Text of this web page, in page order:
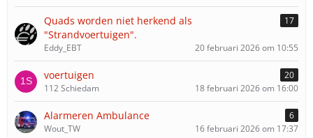
Quads worden niet herkend als
"Strandvoertuigen".
17
Eddy_EBT 20 februari 2026 om 10:55
voertuigen
20
112 Schiedam
18 februari 2026 om 16:00
Alarmeren Ambulance
6
Wout_TW
16 februari 2026 om 17:37